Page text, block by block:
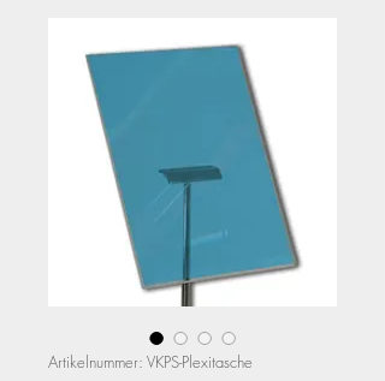
Artikelnummer: VKPS-Plexitasche